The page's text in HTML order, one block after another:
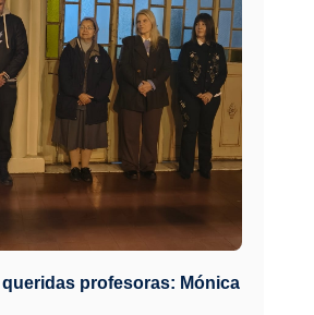
profesoras: Mónica